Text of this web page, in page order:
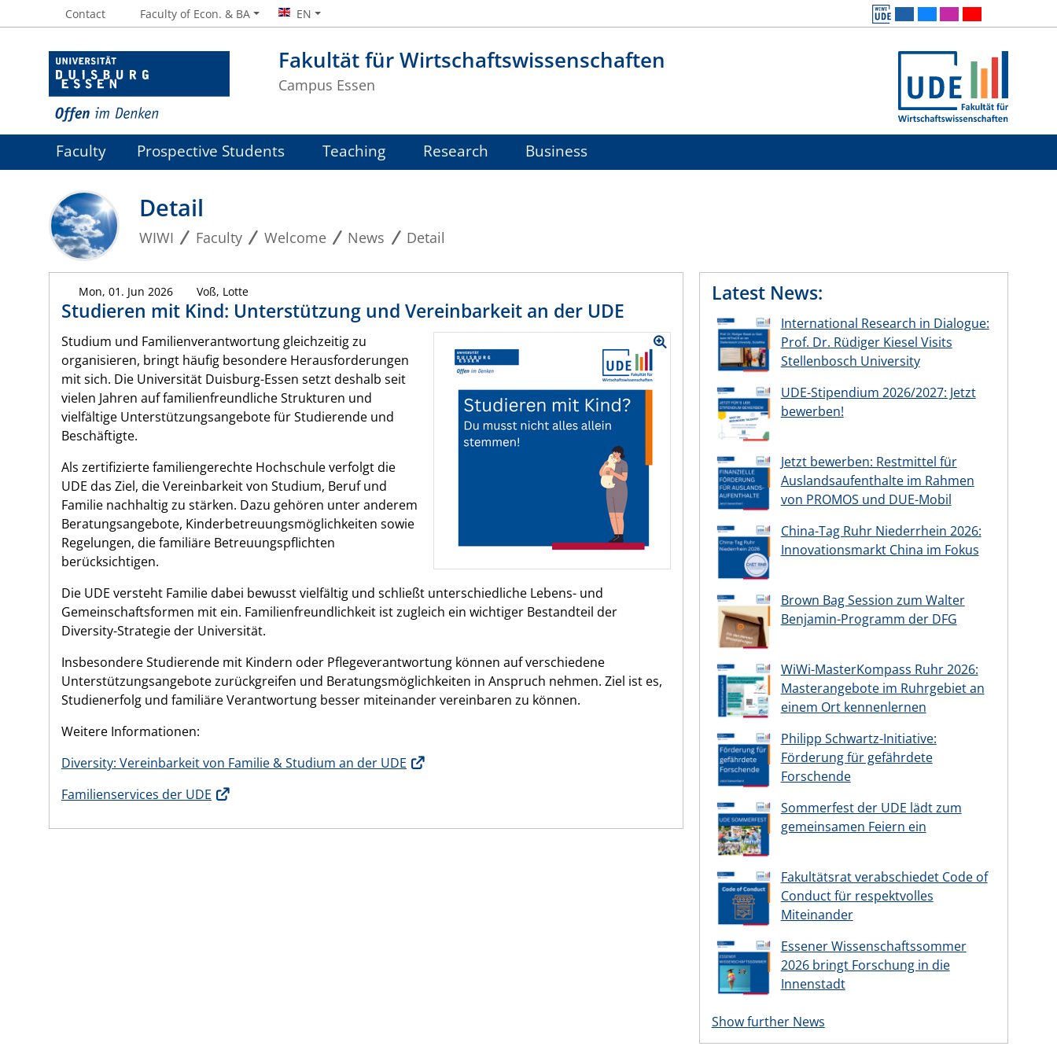
Fakultät für Wirtschaftswissenschaften
Campus Essen
Contact Faculty of Econ. & BA EN
Faculty Prospective Students Teaching Research Business
Detail
WIWI Faculty Welcome News Detail
Mon, 01. Jun 2026 Voß, Lotte
Studieren mit Kind: Unterstützung und Vereinbarkeit an der UDE
Studium und Familienverantwortung gleichzeitig zu
organisieren, bringt häufig besondere Herausforderungen
mit sich. Die Universität Duisburg-Essen setzt deshalb seit
vielen Jahren auf familienfreundliche Strukturen und
vielfältige Unterstützungsangebote für Studierende und
Beschäftigte.
Als zertifizierte familiengerechte Hochschule verfolgt die
UDE das Ziel, die Vereinbarkeit von Studium, Beruf und
Familie nachhaltig zu stärken. Dazu gehören unter anderem
Beratungsangebote, Kinderbetreuungsmöglichkeiten sowie
Regelungen, die familiäre Betreuungspflichten
berücksichtigen.
Die UDE versteht Familie dabei bewusst vielfältig und schließt unterschiedliche Lebens- und
Gemeinschaftsformen mit ein. Familienfreundlichkeit ist zugleich ein wichtiger Bestandteil der
Diversity-Strategie der Universität.
Insbesondere Studierende mit Kindern oder Pflegeverantwortung können auf verschiedene
Unterstützungsangebote zurückgreifen und Beratungsmöglichkeiten in Anspruch nehmen. Ziel ist es,
Studienerfolg und familiäre Verantwortung besser miteinander vereinbaren zu können.
Weitere Informationen:
Diversity: Vereinbarkeit von Familie & Studium an der UDE
Familienservices der UDE
Latest News:
International Research in Dialogue:
Prof. Dr. Rüdiger Kiesel Visits
Stellenbosch University
UDE-Stipendium 2026/2027: Jetzt
bewerben!
Jetzt bewerben: Restmittel für
Auslandsaufenthalte im Rahmen
von PROMOS und DUE-Mobil
China-Tag Ruhr Niederrhein 2026:
Innovationsmarkt China im Fokus
Brown Bag Session zum Walter
Benjamin-Programm der DFG
WiWi-MasterKompass Ruhr 2026:
Masterangebote im Ruhrgebiet an
einem Ort kennenlernen
Philipp Schwartz-Initiative:
Förderung für gefährdete
Forschende
Sommerfest der UDE lädt zum
gemeinsamen Feiern ein
Fakultätsrat verabschiedet Code of
Conduct für respektvolles
Miteinander
Essener Wissenschaftssommer
2026 bringt Forschung in die
Innenstadt
Show further News